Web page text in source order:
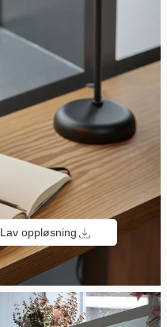
Lav oppløsning